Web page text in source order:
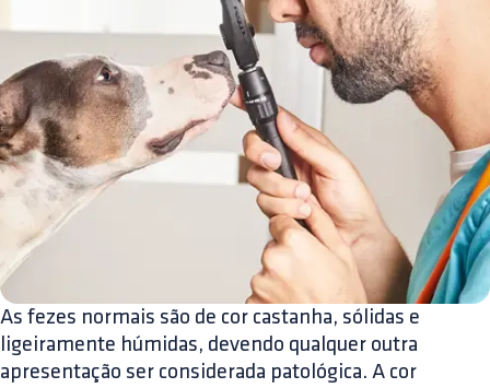
As fezes normais são de cor castanha, sólidas e
ligeiramente húmidas, devendo qualquer outra
apresentação ser considerada patológica. A cor